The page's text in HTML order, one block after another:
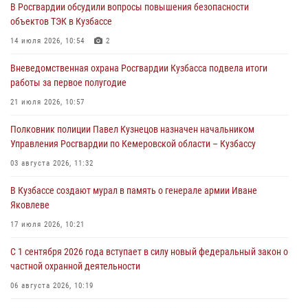
С 1 сентября 2026 года вступает в силу новый федеральный закон о
частной охранной деятельности
06 августа 2026, 10:19
Росгвардейцы задержали предполагаемого виновника причинения
ножевого ранения кемеровчанину
06 августа 2026, 09:18
Росгвардейцы задержали мужчину, повредившего имущество
горожанки
06 августа 2026, 08:17
Росгвардейцы пресекли противоправные действия и защитили
новокузнечанку от агрессивного знакомого
06 августа 2026, 07:16
В Росгвардии обсудили вопросы повышения безопасности
объектов ТЭК в Кузбассе
14 июля 2026, 10:54 2
Вневедомственная охрана Росгвардии Кузбасса подвела итоги
работы за первое полугодие
21 июля 2026, 10:57
Полковник полиции Павел Кузнецов назначен начальником
Управления Росгвардии по Кемеровской области – Кузбассу
03 августа 2026, 11:32
В Кузбассе создают мурал в память о генерале армии Иване
Яковлеве
17 июля 2026, 10:21
С 1 сентября 2026 года вступает в силу новый федеральный закон о
частной охранной деятельности
06 августа 2026, 10:19